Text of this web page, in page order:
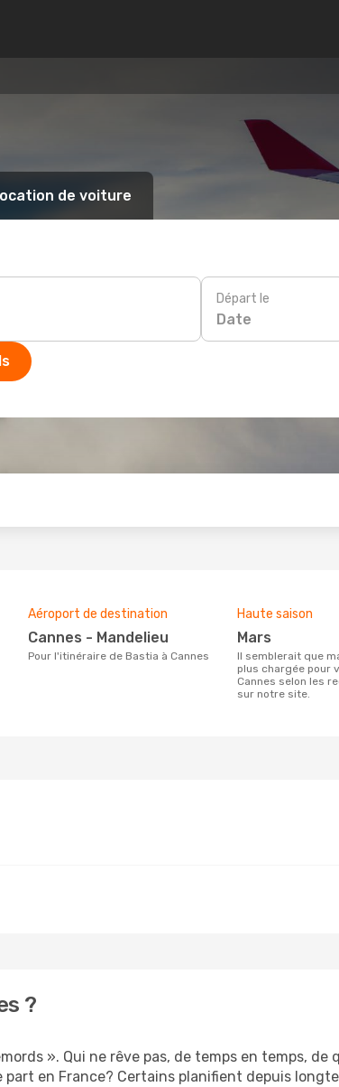
de voiture
Départ le
Date
Aéroport de destination
Cannes - Mandelieu
Pour l'itinéraire de Bastia à Cannes
Haute saison
mars
Il semblerait que mars soit la période la
plus chargée pour
Cannes selon les
sur notre site.
?
». Qui ne rêve pas, de temps en temps,
en France? Certains planifient depuis